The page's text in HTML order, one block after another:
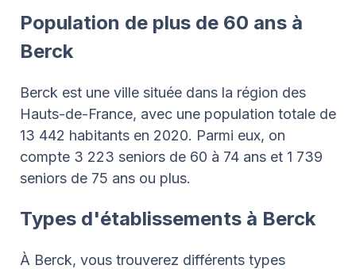
Population de plus de 60 ans à
Berck
Berck est une ville située dans la région des
Hauts-de-France, avec une population totale de
13 442 habitants en 2020. Parmi eux, on
compte 3 223 seniors de 60 à 74 ans et 1 739
seniors de 75 ans ou plus.
Types d'établissements à Berck
À Berck, vous trouverez différents types